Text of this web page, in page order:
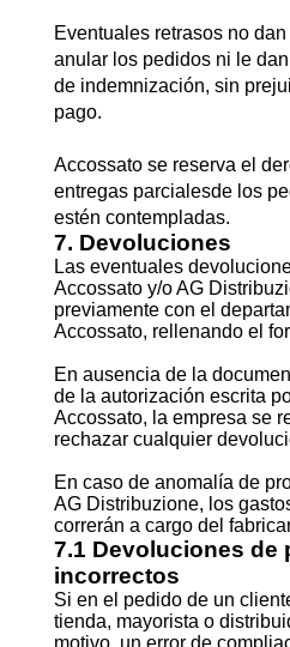
Eventuales retrasos no
anular los pedidos ni le
de indemnización, sin
pago.
Accossato se reserva el
entregas parcialesde los
estén contempladas.
7. Devoluciones
Las eventuales
Accossato y/o AG
previamente con el
Accossato, rellenando el
En ausencia de la
de la autorización escrita
Accossato, la empresa se
rechazar cualquier
En caso de anomalía de
AG Distribuzione, los
correrán a cargo del
7.1 Devoluciones de
incorrectos
Si en el pedido de un
tienda, mayorista o
motivo, un error de